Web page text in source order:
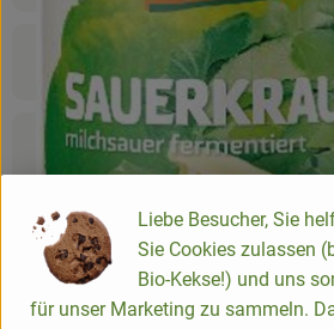
Nutrition data
Product sheet
Origin
Liebe Besucher, Sie
Sie Cookies zulassen
Bio-Kekse!) und uns
für unser Marketing zu sammeln.